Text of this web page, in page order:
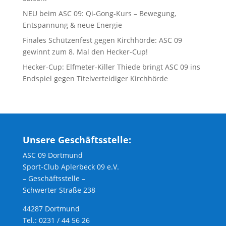
NEU beim ASC 09: Qi-Gong-Kurs – Bewegung,
Entspannung & neue Energie
Finales Schützenfest gegen Kirchhörde: ASC 09
gewinnt zum 8. Mal den Hecker-Cup!
Hecker-Cup: Elfmeter-Killer Thiede bringt ASC 09 ins
Endspiel gegen Titelverteidiger Kirchhörde
Unsere Geschäftsstelle:
ASC 09 Dortmund
Sport-Club Aplerbeck 09 e.V.
– Geschäftsstelle –
Schwerter Straße 238
44287 Dortmund
Tel.: 0231 / 44 56 26